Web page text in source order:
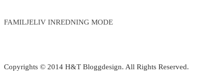
FAMILJELIV INREDNING MODE
Copyrights © 2014 H&T Bloggdesign. All Rights Reserved.